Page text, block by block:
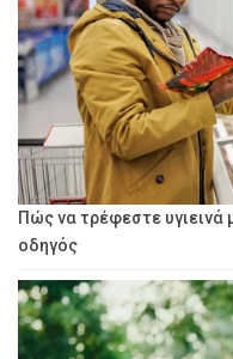
Πώς να τρέφεστε
οδηγός